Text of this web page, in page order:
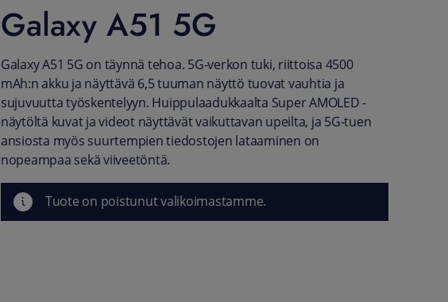
Galaxy A51 5G
Galaxy A51 5G on täynnä tehoa. 5G-verkon tuki, riittoisa 4500
mAh:n akku ja näyttävä 6,5 tuuman näyttö tuovat vauhtia ja
sujuvuutta työskentelyyn. Huippulaadukkaalta Super AMOLED -
näytöltä kuvat ja videot näyttävät vaikuttavan upeilta, ja 5G-tuen
ansiosta myös suurtempien tiedostojen lataaminen on
nopeampaa sekä viiveetöntä.
Tuote on poistunut valikoimastamme.